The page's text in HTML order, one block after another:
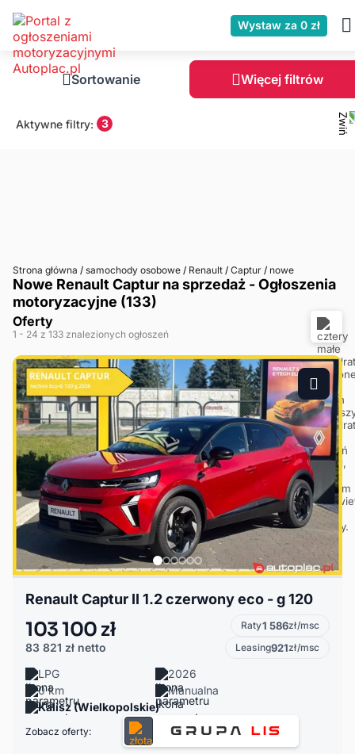
Wystaw za 0 zł
Sortowanie Więcej filtrów
Aktywne filtry: 3
Strona główna / samochody osobowe / Renault / Captur / nowe
Nowe Renault Captur na sprzedaż - Ogłoszenia
motoryzacyjne (133)
Oferty
1 - 24 z 133 znalezionych ogłoszeń
Renault Captur II 1.2 czerwony eco - g 120
103 100 zł
83 821 zł netto
Raty1 586zł/msc
Leasing921zł/msc
LPG
2026
0 km
Manualna
Kalisz (Wielkopolskie)
Zobacz oferty: